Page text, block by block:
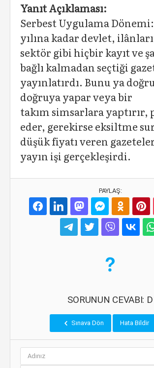
Yanıt Açıklaması:
Serbest Uygulama Dönemi:
yılına kadar devlet,
sektör gibi hiçbir kayıt ve
bağlı kalmadan seçtiği
yayınlatırdı. Bunu ya
doğruya yapar veya bir
takım simsarlara yaptırır,
eder, gerekirse eksiltme
düşük fiyatı veren
yayın işi gerçekleşirdi.
PAYLAŞ:
SORUNUN CEVABI: D
Sınava Dön Hata Bildir